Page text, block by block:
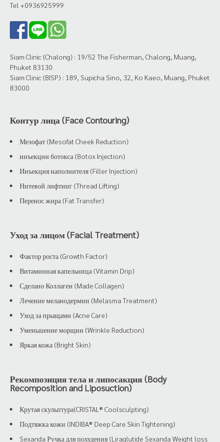
Tel +0936925999
Siam Clinic (Chalong) : 19/52 The Fisherman, Chalong, Muang,
Phuket 83130
Siam Clinic (BISP) : 189, Supicha Sino, 32, Ko Kaeo, Muang, Phuket
83000
Контур лица (Face Contouring)
Мезофат (Mesofat Cheek Reduction)
инъекции ботокса (Botox Injection)
Инъекция наполнителя (Filler Injection)
Нитевой лифтинг (Thread Lifting)
Перенос жира (Fat Transfer)
Уход за лицом (Facial Treatment)
Фактор роста (Growth Factor)
Витаминная капельница (Vitamin Drip)
Сделано Коллаген (Made Collagen)
Лечение меланодермии (Melasma Treatment)
Уход за прыщами (Acne Care)
Уменьшение морщин (Wrinkle Reduction)
Яркая кожа (Bright Skin)
Рекомпозиция тела и липосакция (Body
Recomposition and Liposuction)
Крутая скульптура(CRISTAL® Coolsculpting)
Подтяжка кожи (INDIBA® Deep Care Skin Tightening)
Sexanda Ручка для похудения (Liraglutide Sexanda Weight loss